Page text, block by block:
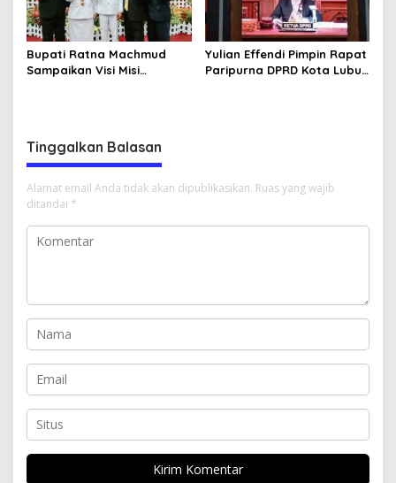
Bupati Ratna Machmud
Sampaikan Visi Misi
Yulian Effendi Pimpin Rapat
Paripurna DPRD Kota Lubuk
Tinggalkan Balasan
Alamat email Anda tidak akan dipublikasikan. Ruas yang wajib
ditandai *